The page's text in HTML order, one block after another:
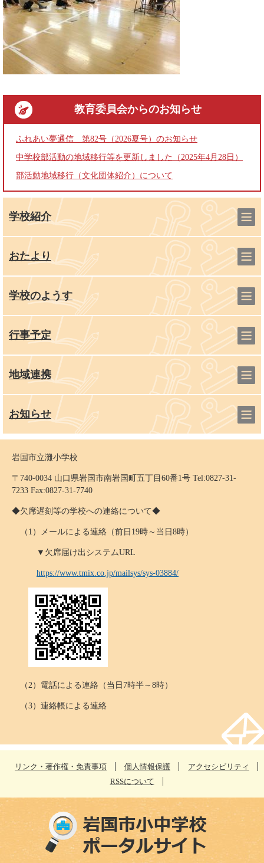
教育委員会からのお知らせ
ふれあい夢通信 第82号（2026夏号）のお知らせ
中学校部活動の地域移行等を更新しました（2025年4月28日）
部活動地域移行（文化団体紹介）について
学校紹介
おたより
学校のようす
行事予定
地域連携
お知らせ
岩国市立灘小学校
〒740-0034 山口県岩国市南岩国町五丁目60番1号 Tel:0827-31-
7233 Fax:0827-31-7740
◆欠席遅刻等の学校への連絡について◆
（1）メールによる連絡（前日19時～当日8時）
▼欠席届け出システムURL
https://www.tmix.co.jp/mailsys/sys-03884/
（2）電話による連絡（当日7時半～8時）
（3）連絡帳による連絡
リンク・著作権・免責事項 個人情報保護
アクセシビリティ
RSSについて